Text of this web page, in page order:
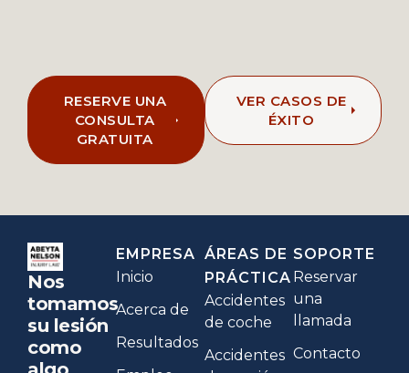
RESERVE UNA
CONSULTA
GRATUITA
VER CASOS DE
ÉXITO
Nos
tomamos
su lesión
como
EMPRESA
Inicio
Acerca de
Resultados
ÁREAS DE
PRÁCTICA
Accidentes
de coche
Accidentes
SOPORTE
Reservar
una
llamada
Contacto